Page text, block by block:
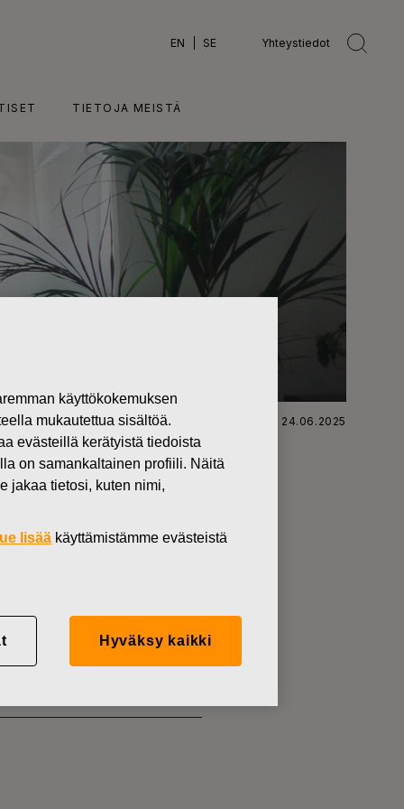
EN SE Yhteystiedot
TIETOJA MEISTÄ
OYJ ABP:N OMIEN OSAKKEIDEN HANKINTA 24.06.2025
käyttökokemuksen
mukautettua sisältöä.
evästeillä kerätyistä tiedoista
on samankaltainen profiili. Näitä
jakaa tietosi, kuten nimi,
lisää käyttämistämme evästeistä
Hyväksy kaikki